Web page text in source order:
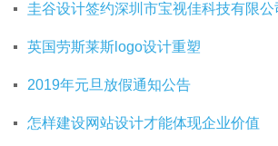
圭谷设计签约深圳市宝视佳科技有限
英国劳斯莱斯logo设计重塑
2019年元旦放假通知公告
怎样建设网站设计才能体现企业价值